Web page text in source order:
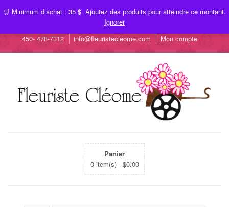
450- 478-7312 info@fleuristecleome.com Mon compte
Panier
0 item(s) - $0.00
🛒 Minimum d’achat : 35 $. Ajoutez des produits pour atteindre ce montant.
Ignorer